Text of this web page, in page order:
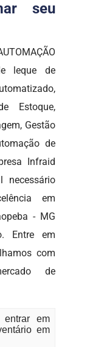
seu
leque de
Estoque,
Gestão
de
Infraid
necessário
em
- MG
Entre em
com
de
em
em